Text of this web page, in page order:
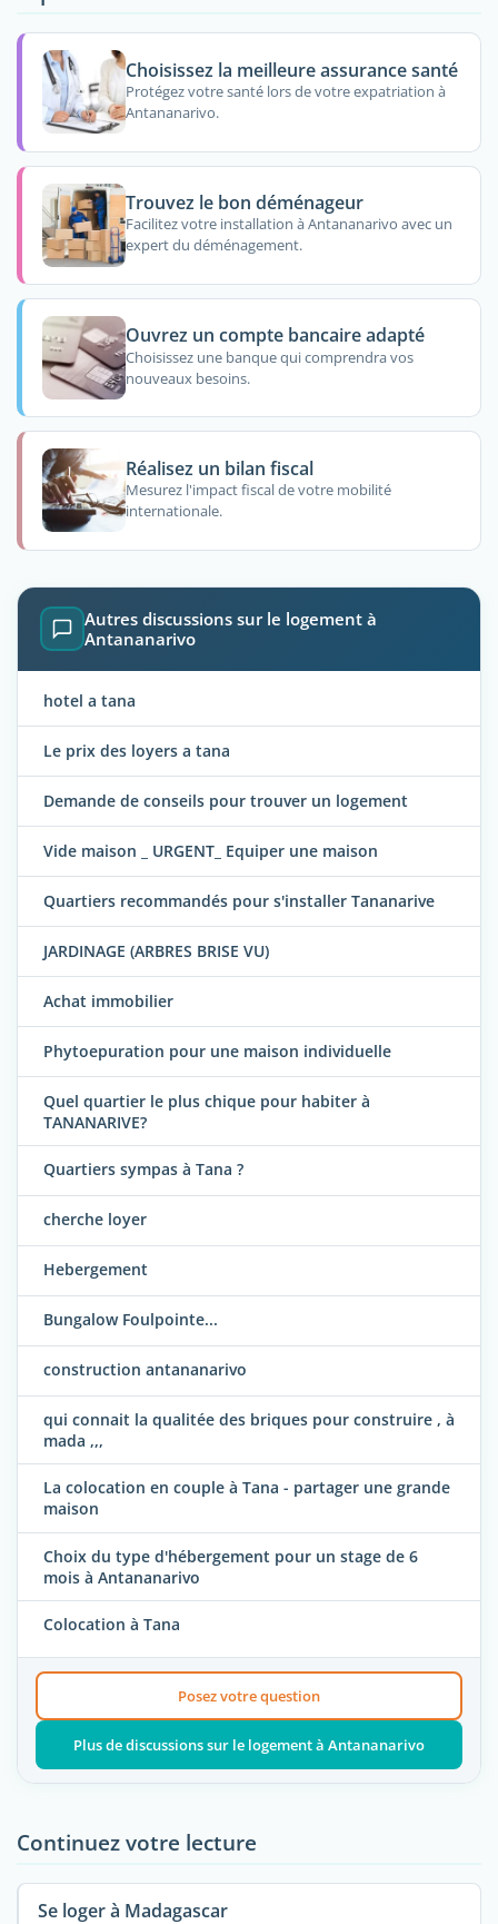
Choisissez la meilleure assurance santé
Protégez votre santé lors de votre expatriation à
Antananarivo.
Trouvez le bon déménageur
Facilitez votre installation à Antananarivo avec un
expert du déménagement.
Ouvrez un compte bancaire adapté
Choisissez une banque qui comprendra vos
nouveaux besoins.
Réalisez un bilan fiscal
Mesurez l'impact fiscal de votre mobilité
internationale.
Autres discussions sur le logement à
Antananarivo
hotel a tana
Le prix des loyers a tana
Demande de conseils pour trouver un logement
Vide maison _ URGENT_ Equiper une maison
Quartiers recommandés pour s'installer Tananarive
JARDINAGE (ARBRES BRISE VU)
Achat immobilier
Phytoepuration pour une maison individuelle
Quel quartier le plus chique pour habiter à
TANANARIVE?
Quartiers sympas à Tana ?
cherche loyer
Hebergement
Bungalow Foulpointe...
construction antananarivo
qui connait la qualitée des briques pour construire , à
mada ,,,
La colocation en couple à Tana - partager une grande
maison
Choix du type d'hébergement pour un stage de 6
mois à Antananarivo
Colocation à Tana
Posez votre question
Plus de discussions sur le logement à Antananarivo
Continuez votre lecture
Se loger à Madagascar